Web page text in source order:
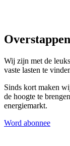
Wij zijn met de
vaste lasten te
Sinds kort maken
de hoogte te
energiemarkt.
Word abonnee